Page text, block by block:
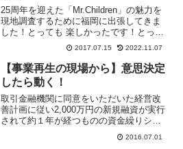
25周年を迎えた「Mr.Children」の魅力を
現地調査するために福岡に出張してきま
した！とっても 楽しかったです！とって
も 勉強になりました！とっても 元気に
なりました！とっても やる気になりまし
た！とっても 伝えたくなりました！初め
てRead more...
2017.07.15 2022.11.07
【事業再生の現場から】意思決定
したら動く！
取引金融機関に同意をいただいた経営改
善計画に従い2,000万円の新規融資が実行
されて約１年が経つものの資金繰りショ
ートしかけている とある会社での打ち
合わせ（以下は 割愛している部分もあ
2016.07.01